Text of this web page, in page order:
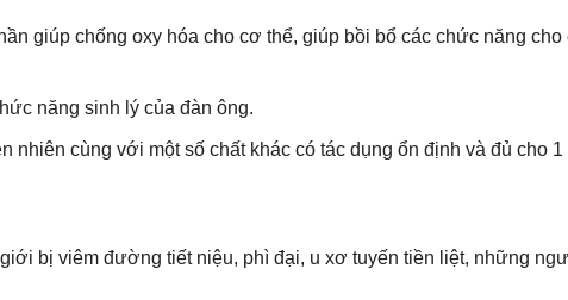
giúp chống oxy hóa cho cơ thể, giúp bồi bổ các chức năng
năng sinh lý của đàn ông.
cùng với một số chất khác có tác dụng ổn định và đủ cho 1
bị viêm đường tiết niệu, phì đại, u xơ tuyến tiền liệt, những